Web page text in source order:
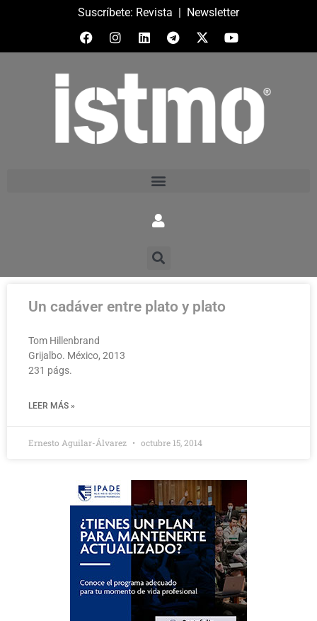
Suscríbete: Revista | Newsletter
Un cadáver entre plato y plato
Tom Hillenbrand
Grijalbo. México, 2013
231 págs.
LEER MÁS »
Ernesto Aguilar-Álvarez octubre 15, 2014